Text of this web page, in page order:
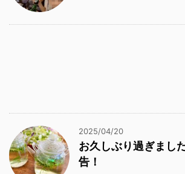
2025/04/20
お久しぶり過ぎまし
告！